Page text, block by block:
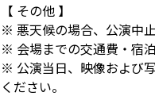
【 その他 】
※ 悪天候の場合、公演中
※ 会場までの交通費・宿
※ 公演当日、映像および
ください。